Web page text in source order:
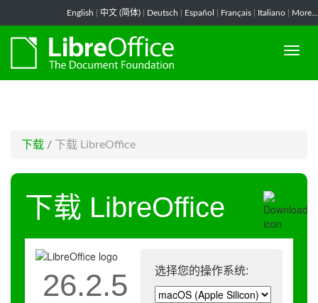
English 中文 (简体) Deutsch Español Français Italiano More...
下载 / 下载 LibreOffice
下载 LibreOffice
选择您的操作系统:
26.2.5